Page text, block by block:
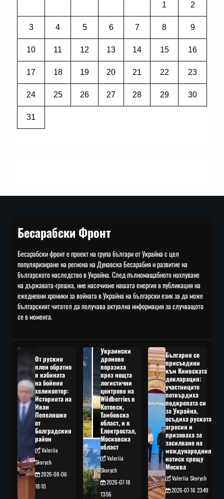
1 2
3 4 5 6 7 8 9
10 11 12 13 14 15 16
17 18 19 20 21 22 23
24 25 26 27 28 29 30
31
Бесарабски Фронт
Бесарабски фронт е проект на група българи от Украйна с цел
популяризиране на региона на Дунавска Бесарабия и развитие на
българското наследство в Украйна. След пълномащабното нахлуване
на държавата-грешка, ние насочихме нашата енергия в публикация на
ежедневни хроники за войната в Украйна на български език за да може
българският читател да получава актуална информация за случващото
се в момента.
От руския
плен обратно
в кабината
на бойния
хеликоптер:
Историята на
Иван
Пепеляшко
от
Болградския
район
Valeriia
Skorych
2026-08-06
18:10
Украински
дронове
поразиха
през нощта
логистични
центрове на
Wildberries в
Котовск,
Тамбовска
област, и в
Електростал,
Московска
област
Valeriia
Skorych
2026-07-18
13:56
България се
присъедини
към Киивската
декларация:
участниците
потвърдиха
подкрепата си
за Украйна,
осъдиха руската
агресия и
призоваха за
засилване на
международния
натиск срещу
Москва
Valeriia Skorych
2026-07-16 23:49